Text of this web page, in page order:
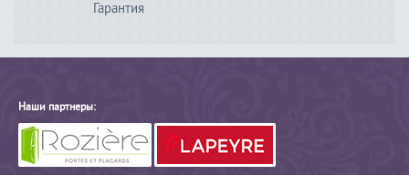
Гарантия
Наши партнеры: